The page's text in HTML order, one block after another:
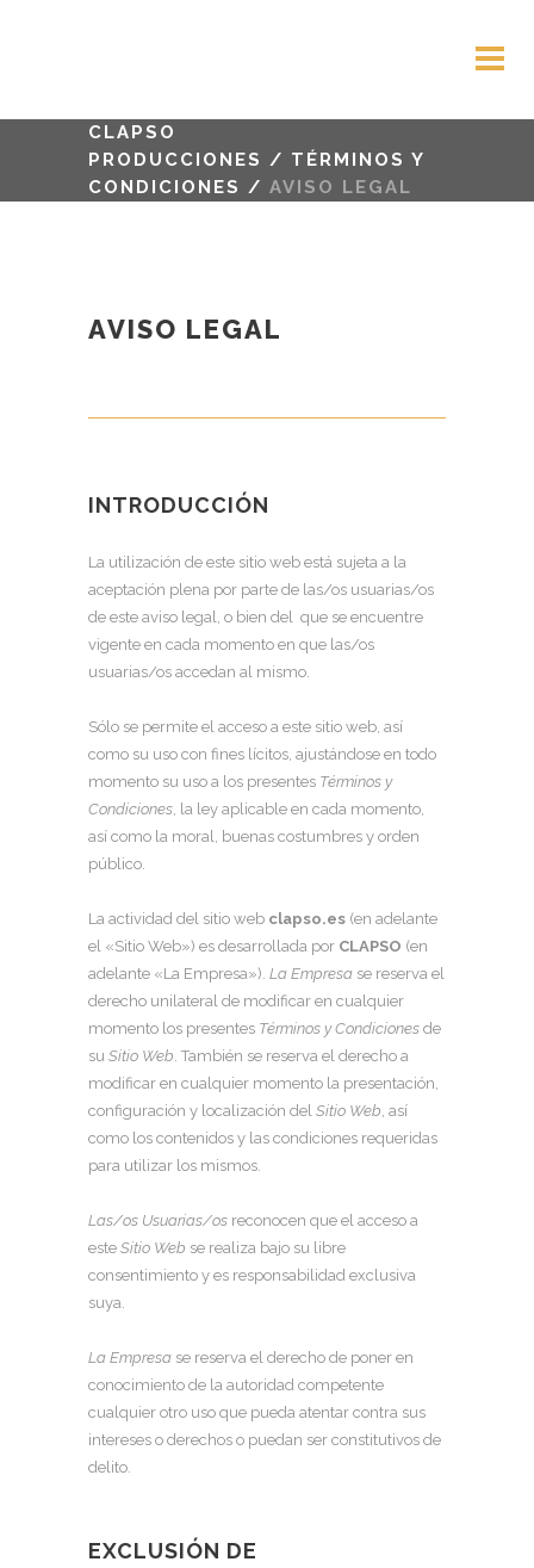
CLAPSO
PRODUCCIONES / TÉRMINOS Y
CONDICIONES / AVISO LEGAL
AVISO LEGAL
INTRODUCCIÓN
La utilización de este sitio web está sujeta a la
aceptación plena por parte de las/os usuarias/os
de este aviso legal, o bien del que se encuentre
vigente en cada momento en que las/os
usuarias/os accedan al mismo.
Sólo se permite el acceso a este sitio web, así
como su uso con fines lícitos, ajustándose en todo
momento su uso a los presentes Términos y
Condiciones, la ley aplicable en cada momento,
así como la moral, buenas costumbres y orden
público.
La actividad del sitio web clapso.es (en adelante
el «Sitio Web») es desarrollada por CLAPSO (en
adelante «La Empresa»). La Empresa se reserva el
derecho unilateral de modificar en cualquier
momento los presentes Términos y Condiciones de
su Sitio Web. También se reserva el derecho a
modificar en cualquier momento la presentación,
configuración y localización del Sitio Web, así
como los contenidos y las condiciones requeridas
para utilizar los mismos.
Las/os Usuarias/os reconocen que el acceso a
este Sitio Web se realiza bajo su libre
consentimiento y es responsabilidad exclusiva
suya.
La Empresa se reserva el derecho de poner en
conocimiento de la autoridad competente
cualquier otro uso que pueda atentar contra sus
intereses o derechos o puedan ser constitutivos de
delito.
EXCLUSIÓN DE